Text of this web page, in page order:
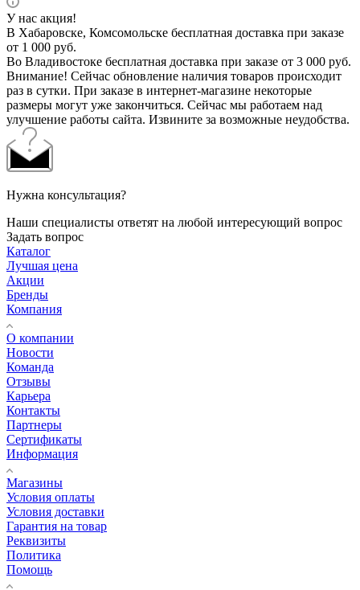
У нас акция!
В Хабаровске, Комсомольске бесплатная доставка при заказе
от 1 000 руб.
Во Владивостоке бесплатная доставка при заказе от 3 000 руб.
Внимание! Сейчас обновление наличия товаров происходит
раз в сутки. При заказе в интернет-магазине некоторые
размеры могут уже закончиться. Сейчас мы работаем над
улучшение работы сайта. Извините за возможные неудобства.
Нужна консультация?
Наши специалисты ответят на любой интересующий вопрос
Задать вопрос
Каталог
Лучшая цена
Акции
Бренды
Компания
О компании
Новости
Команда
Отзывы
Карьера
Контакты
Партнеры
Сертификаты
Информация
Магазины
Условия оплаты
Условия доставки
Гарантия на товар
Реквизиты
Политика
Помощь